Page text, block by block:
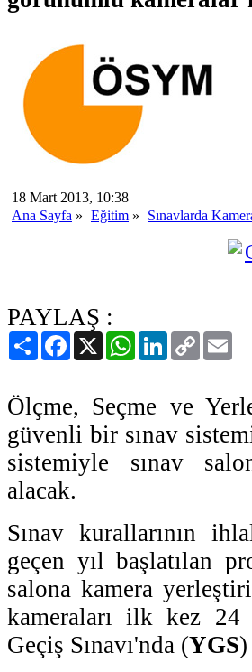
18 Mart 2013, 10:38
Ana Sayfa » Eğitim » Sınavlarda
PAYLAŞ :
PaylaşFacebook
X WhatsAppLinkedIn
Copy
Link
Ölçme, Seçme ve
güvenli bir sınav
sistemiyle sınav
alacak.
Sınav kurallarının
geçen yıl başlatılan
salona kamera
kameraları ilk kez 24
Geçiş Sınavı'nda (YGS)